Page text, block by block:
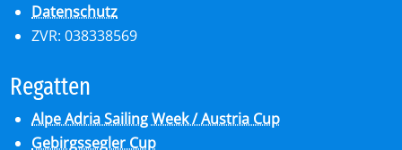
Datenschutz
ZVR: 038338569
Re­gat­ten
Alpe Adria Sailing Week / Austria Cup
Gebirgssegler Cup